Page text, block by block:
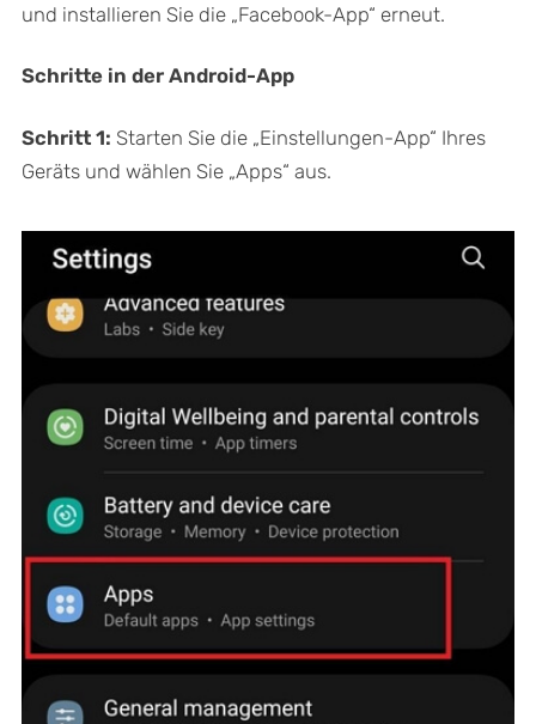
und installieren Sie die „Facebook-App“ erneut.
Schritte in der Android-App
Schritt 1: Starten Sie die „Einstellungen-App“ Ihres
Geräts und wählen Sie „Apps“ aus.